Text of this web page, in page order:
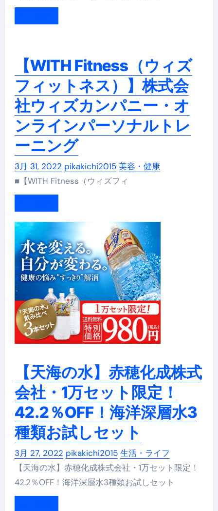
【WITH Fitness（ウィズ
フィットネス）】株式会
社ウィズカンパニー・オ
ンラインパーソナルトレ
ーニング
3月 31, 2022 pikakichi2015 美容・健康
■【WITH Fitness（ウィズフィ
【天海の水】赤穂化成株式
会社・1万セット限定！
42.2％OFF！海洋深層水3
種類お試しセット
3月 27, 2022 pikakichi2015 生活・ライフ
【天海の水】赤穂化成株式会社・1万セット限定！
42.2％OFF！海洋深層水3種類お試しセット